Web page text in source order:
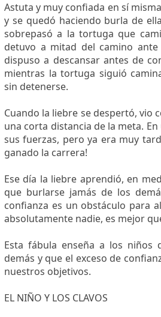
Astuta y muy confiada en sí
y se quedó haciendo burla de
sobrepasó a la tortuga que
detuvo a mitad del camino
dispuso a descansar antes de
mientras la tortuga siguió
sin detenerse.
Cuando la liebre se despertó, vio
una corta distancia de la meta.
sus fuerzas, pero ya era muy
ganado la carrera!
Ese día la liebre aprendió, en
que burlarse jamás de los
confianza es un obstáculo para
absolutamente nadie, es mejor
Esta fábula enseña a los
demás y que el exceso de
nuestros objetivos.
​EL NIÑO Y LOS CLAVOS